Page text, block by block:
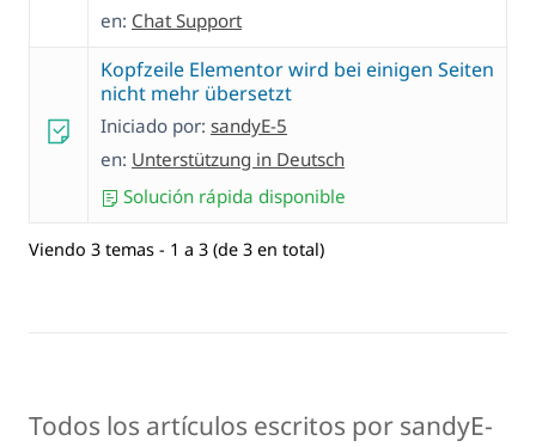
en: Chat Support
Kopfzeile Elementor wird bei einigen Seiten
nicht mehr übersetzt
Iniciado por: sandyE-5
en: Unterstützung in Deutsch
Solución rápida disponible
Viendo 3 temas - 1 a 3 (de 3 en total)
Todos los artículos escritos por sandyE-